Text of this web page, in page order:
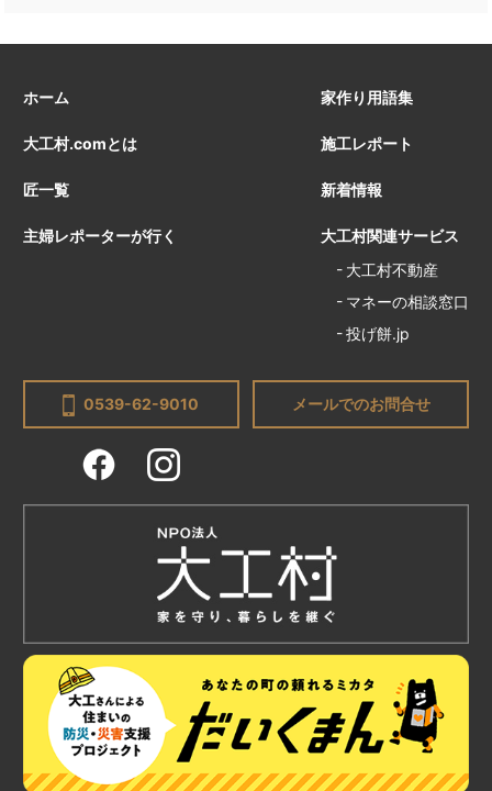
ホーム
大工村.comとは
匠一覧
主婦レポーターが行く
家作り用語集
施工レポート
新着情報
大工村関連サービス
大工村不動産
マネーの相談窓口
投げ餅.jp
0539-62-9010 メールでのお問合せ